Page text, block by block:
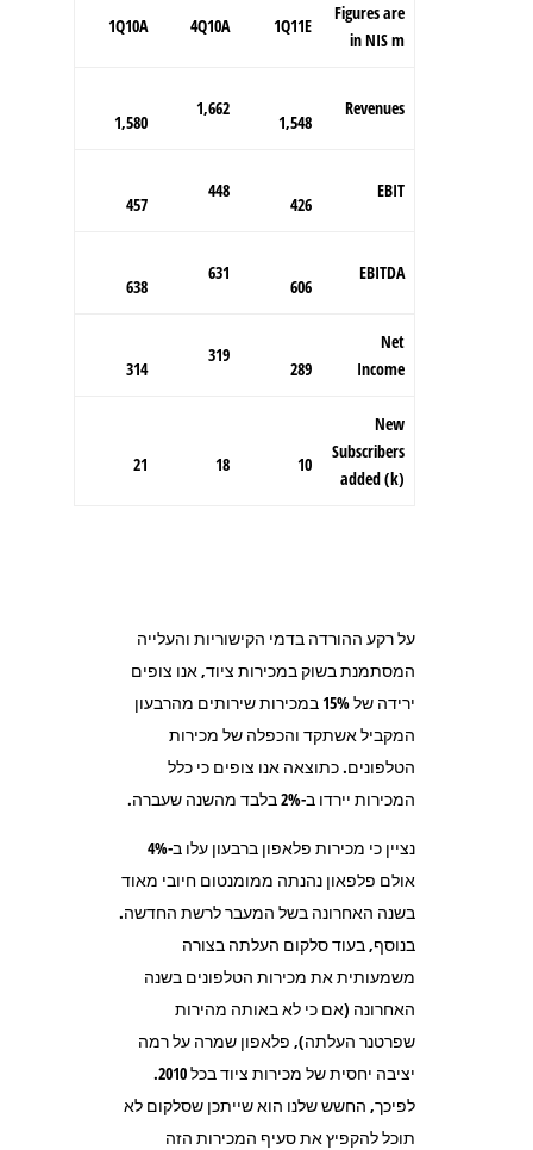
Figures are
in NIS m
1Q11E
4Q10A
1Q10A
Revenues
1,548
1,662
1,580
EBIT
426
448
457
EBITDA
606
631
638
Net
Income
289
319
314
New
Subscribers
added (k)
10
18
21
על רקע ההורדה בדמי הקישוריות והעלייה
המסתמנת בשוק במכירות ציוד, אנו צופים
ירידה של 15% במכירות שירותים מהרבעון
המקביל אשתקד והכפלה של מכירות
הטלפונים. כתוצאה אנו צופים כי כלל
המכירות יירדו ב-2% בלבד מהשנה שעברה.
נציין כי מכירות פלאפון ברבעון עלו ב-4%
אולם פלפאון נהנתה ממומנטום חיובי מאוד
בשנה האחרונה בשל המעבר לרשת החדשה.
בנוסף, בעוד סלקום העלתה בצורה
משמעותית את מכירות הטלפונים בשנה
האחרונה (אם כי לא באותה מהירות
שפרטנר העלתה), פלאפון שמרה על רמה
יציבה יחסית של מכירות ציוד בכל 2010.
לפיכך, החשש שלנו הוא שייתכן שסלקום לא
תוכל להקפיץ את סעיף המכירות הזה